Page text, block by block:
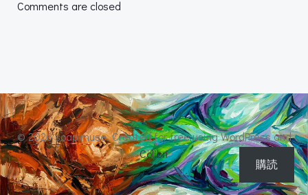
Comments are closed
© 2026 soap muse. Created for free using WordPress and
Colibri
購読